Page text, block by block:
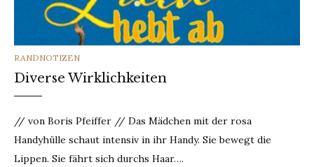
CATEGORIES
RANDNOTIZEN
Diverse Wirklichkeiten
// von Boris Pfeiffer // Das Mädchen mit der rosa
Handyhülle schaut intensiv in ihr Handy. Sie bewegt die
Lippen. Sie fährt sich durchs Haar….